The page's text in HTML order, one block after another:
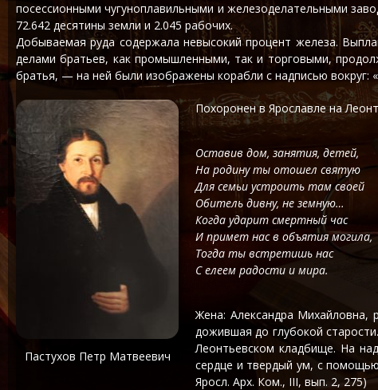
посессионными чугуноплавильными и железоделательными
72.642 десятины земли и 2.045 рабочих.
Добываемая руда содержала невысокий процент железа.
делами братьев, как промышленными, так и торговыми,
братья, — на ней были изображены корабли с надписью вокруг:
Пастухов Петр Матвеевич
Похоронен в Ярославле на
Оставив дом, занятия, детей,
На родину ты отошел святую
Для семьи устроить там своей
Обитель дивну, не земную…
Когда ударит смертный час
И примет нас в объятия могила,
Тогда ты встретишь нас
С елеем радости и мира.
Жена: Александра Михайловна,
дожившая до глубокой
Леонтьевском кладбище. На
сердце и твердый ум, с
Яросл. Арх. Ком., III, вып. 2, 275)